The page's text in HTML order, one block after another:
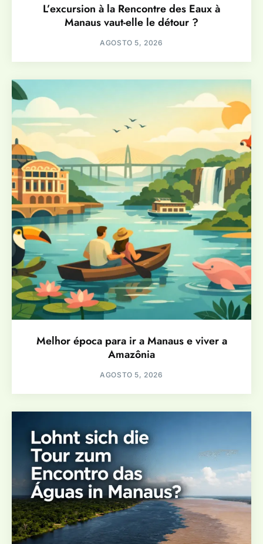
L’excursion à la Rencontre des Eaux à
Manaus vaut-elle le détour ?
AGOSTO 5, 2026
Melhor época para ir a Manaus e viver a
Amazônia
AGOSTO 5, 2026